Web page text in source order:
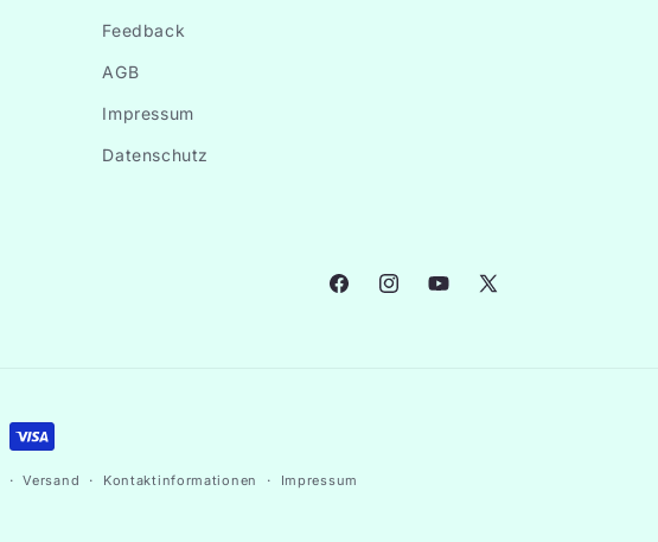
Feedback
AGB
Impressum
Datenschutz
FacebookInstagramYouTube
X
Versand Kontaktinformationen Impressum